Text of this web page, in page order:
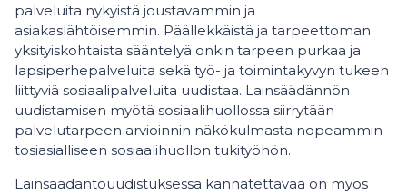
palveluita nykyistä joustavammin ja
asiakaslähtöisemmin. Päällekkäistä ja tarpeettoman
yksityiskohtaista sääntelyä onkin tarpeen purkaa ja
lapsiperhepalveluita sekä työ- ja toimintakyvyn tukeen
liittyviä sosiaalipalveluita uudistaa. Lainsäädännön
uudistamisen myötä sosiaalihuollossa siirrytään
palvelutarpeen arvioinnin näkökulmasta nopeammin
tosiasialliseen sosiaalihuollon tukityöhön.
Lainsäädäntöuudistuksessa kannatettavaa on myös